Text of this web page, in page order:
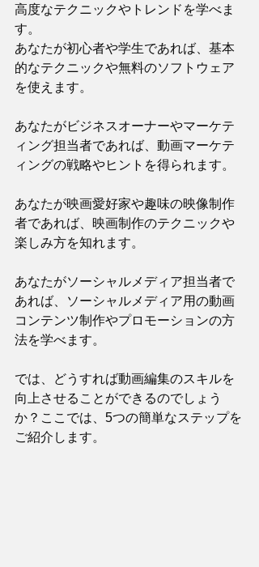
高度なテクニックやトレンドを学べま
す。
あなたが初心者や学生であれば、基本
的なテクニックや無料のソフトウェア
を使えます。
あなたがビジネスオーナーやマーケテ
ィング担当者であれば、動画マーケテ
ィングの戦略やヒントを得られます。
あなたが映画愛好家や趣味の映像制作
者であれば、映画制作のテクニックや
楽しみ方を知れます。
あなたがソーシャルメディア担当者で
あれば、ソーシャルメディア用の動画
コンテンツ制作やプロモーションの方
法を学べます。
では、どうすれば動画編集のスキルを
向上させることができるのでしょう
か？ここでは、5つの簡単なステップを
ご紹介します。